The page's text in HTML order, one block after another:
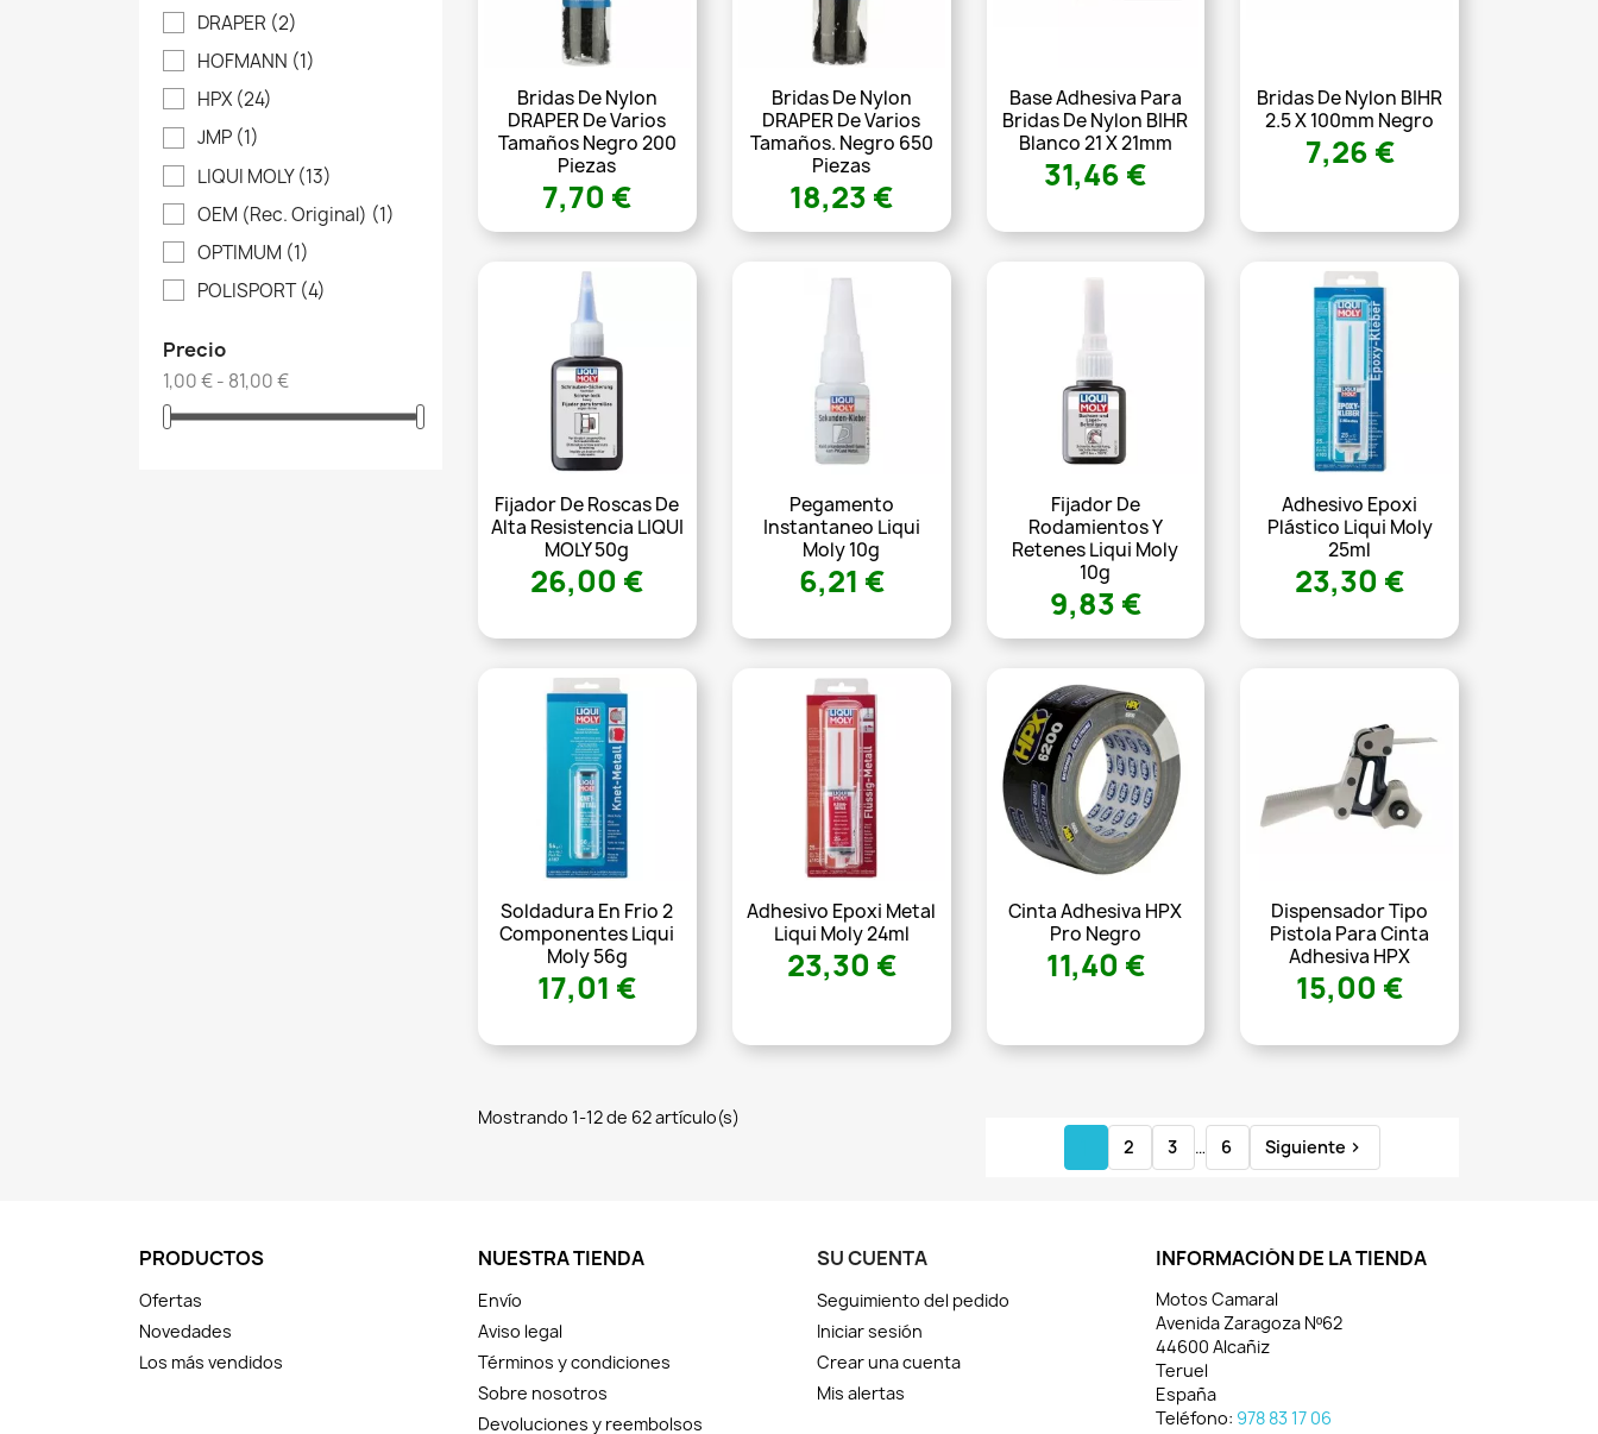
DRAPER (2)
HOFMANN (1)
HPX (24)
JMP (1)
LIQUI MOLY(13)
OEM (Rec. Original) (1)
OPTIMUM (1)
POLISPORT(4)
Precio
1,00 € - 81,00 €
Bridas De Nylon
DRAPER De Varios
Tamaños Negro 200
Piezas
7,70 €
Bridas De Nylon
DRAPER De Varios
Tamaños. Negro 650
Piezas
18,23 €
Base Adhesiva Para
Bridas De Nylon BIHR
Blanco 21 X 21mm
31,46 €
Bridas De Nylon BIHR
2.5 X 100mm Negro
7,26 €
Fijador De Roscas De
Alta Resistencia LIQUI
MOLY 50g
26,00 €
Pegamento
Instantaneo Liqui
Moly 10g
6,21 €
Fijador De
Rodamientos Y
Retenes Liqui Moly
10g
9,83 €
Adhesivo Epoxi
Plástico Liqui Moly
25ml
23,30 €
Soldadura En Frio 2
Componentes Liqui
Moly 56g
17,01 €
Adhesivo Epoxi Metal
Liqui Moly 24ml
23,30 €
Cinta Adhesiva HPX
Pro Negro
11,40 €
Dispensador Tipo
Pistola Para Cinta
Adhesiva HPX
15,00 €
Mostrando 1-12 de 62 artículo(s)
2 3 … 6 Siguiente 
PRODUCTOS
Ofertas
Novedades
Los más vendidos
NUESTRA TIENDA
Envío
Aviso legal
Términos y condiciones
Sobre nosotros
Devoluciones y reembolsos
SU CUENTA
Seguimiento del pedido
Iniciar sesión
Crear una cuenta
Mis alertas
INFORMACIÓN DE LA TIENDA
Motos Camaral
Avenida Zaragoza Nº62
44600 Alcañiz
Teruel
España
Teléfono: 978 83 17 06